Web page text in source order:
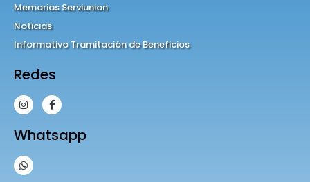
Memorias Serviunion
Noticias
Informativo Tramitación de Beneficios
Redes
Whatsapp